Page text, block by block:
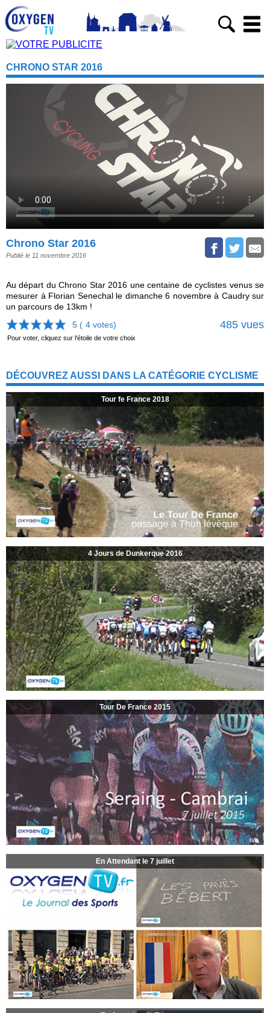
CHRONO STAR 2016
Chrono Star 2016
Publié le 11 novembre 2016
Au départ du Chrono Star 2016 une centaine de cyclistes venus se
mesurer à Florian Senechal le dimanche 6 novembre à Caudry sur
un parcours de 13km !
5 ( 4 votes) 485 vues
Pour voter, cliquez sur l'étoile de votre choix
DÉCOUVREZ AUSSI DANS LA CATÉGORIE CYCLISME
Tour fe France 2018
4 Jours de Dunkerque 2016
Tour De France 2015
En Attendant le 7 juillet